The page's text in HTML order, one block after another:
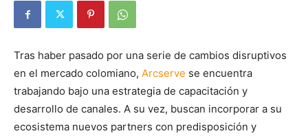
Tras haber pasado por una serie de cambios disruptivos
en el mercado colomiano, Arcserve se encuentra
trabajando bajo una estrategia de capacitación y
desarrollo de canales. A su vez, buscan incorporar a su
ecosistema nuevos partners con predisposición y